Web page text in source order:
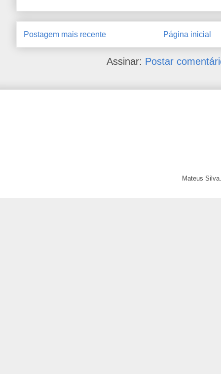
Postagem mais recente Página inicial
Assinar: Postar
Mateus